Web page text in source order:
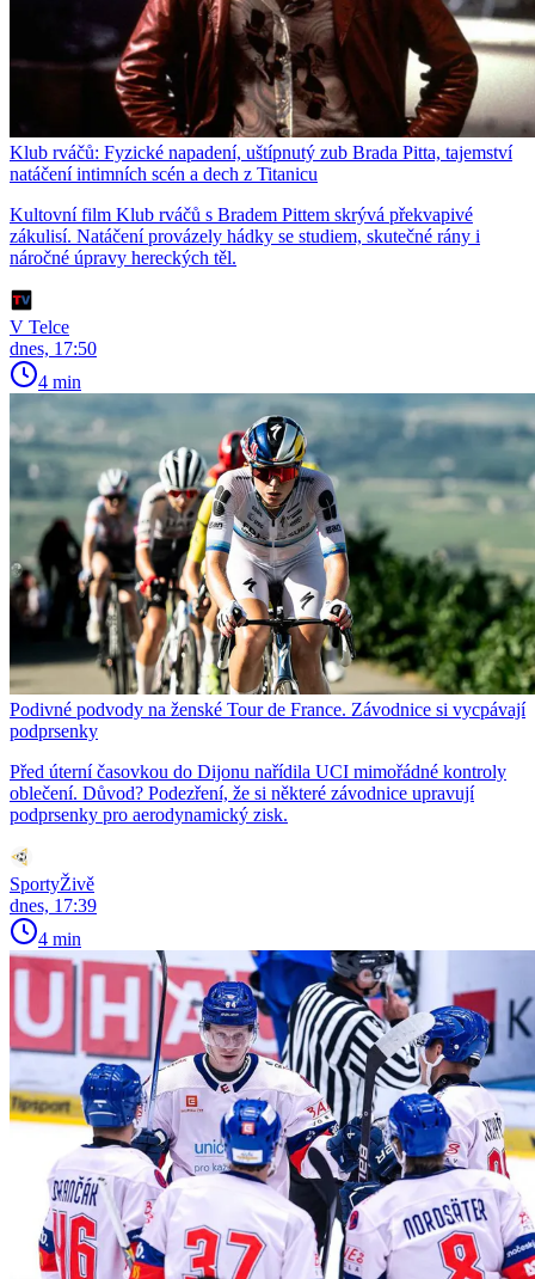
Klub rváčů: Fyzické napadení, uštípnutý zub Brada Pitta, tajemství
natáčení intimních scén a dech z Titanicu
Kultovní film Klub rváčů s Bradem Pittem skrývá překvapivé
zákulisí. Natáčení provázely hádky se studiem, skutečné rány i
náročné úpravy hereckých těl.
V Telce
dnes, 17:50
4 min
Podivné podvody na ženské Tour de France. Závodnice si vycpávají
podprsenky
Před úterní časovkou do Dijonu nařídila UCI mimořádné kontroly
oblečení. Důvod? Podezření, že si některé závodnice upravují
podprsenky pro aerodynamický zisk.
SportyŽivě
dnes, 17:39
4 min